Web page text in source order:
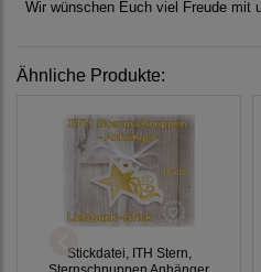
Wir wünschen Euch viel Freude mit
Ähnliche Produkte:
Stickdatei, ITH Stern,
Sternschnuppen Anhänger